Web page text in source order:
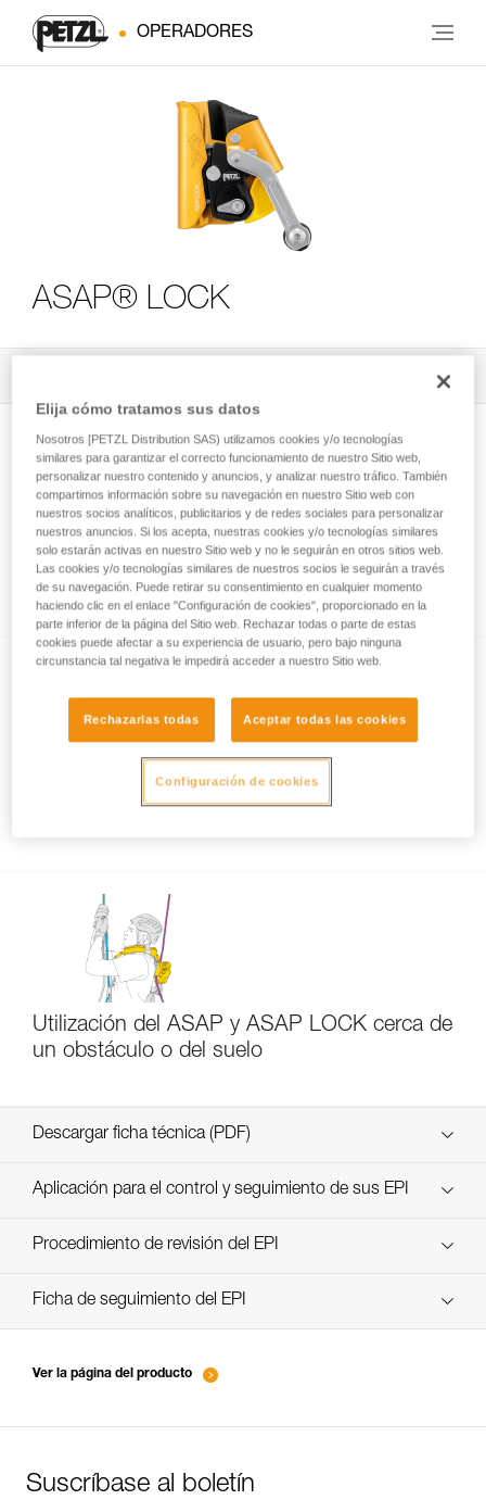
OPERADORES
ASAP® LOCK
Rescate por cuerda: descenso acompañado
con ASAP y ASAP LOCK
Utilización del ASAP y ASAP LOCK con
Utilización del ASAP y ASAP LOCK cerca de
un obstáculo o del suelo
Descargar ficha técnica (PDF)
Technical Notice
Aplicación para el control y seguimiento de sus EPI
descubra ePPEcentre
Procedimiento de revisión del EPI
verif-EPI-ASAP-LOCK-procedure-ES
Ficha de seguimiento del EPI
Ver la página del producto
Suscríbase al boletín
Elija cómo tratamos sus datos
Nosotros [PETZL Distribution SAS) utilizamos cookies y/o tecnologías
similares para garantizar el correcto funcionamiento de nuestro Sitio web,
personalizar nuestro contenido y anuncios, y analizar nuestro tráfico. También
compartimos información sobre su navegación en nuestro Sitio web con
nuestros socios analíticos, publicitarios y de redes sociales para personalizar
nuestros anuncios. Si los acepta, nuestras cookies y/o tecnologías similares
solo estarán activas en nuestro Sitio web y no le seguirán en otros sitios web.
Las cookies y/o tecnologías similares de nuestros socios le seguirán a través
de su navegación. Puede retirar su consentimiento en cualquier momento
haciendo clic en el enlace "Configuración de cookies", proporcionado en la
parte inferior de la página del Sitio web. Rechazar todas o parte de estas
cookies puede afectar a su experiencia de usuario, pero bajo ninguna
circunstancia tal negativa le impedirá acceder a nuestro Sitio web.
Rechazarlas todas Aceptar todas las cookies
Configuración de cookies